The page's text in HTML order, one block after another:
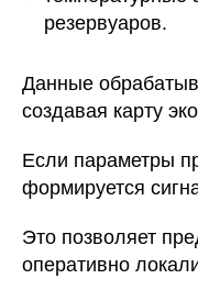
резервуаров.
Данные
создавая карту
Если параметры
формируется
Это позволяет
оперативно